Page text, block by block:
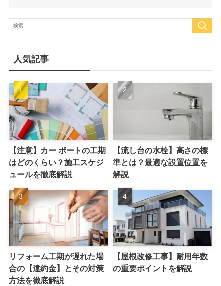
人気記事
【注意】カー ポートの工期
はどのくらい？施工スケジ
ュールを徹底解説
【流し台の水栓】高さの標
準とは？最適な設置位置を
解説
リフォーム工期が遅れた場
合の【違約金】とその対策
方法を徹底解説
【屋根改修工事】耐用年数
の重要ポイントを解説